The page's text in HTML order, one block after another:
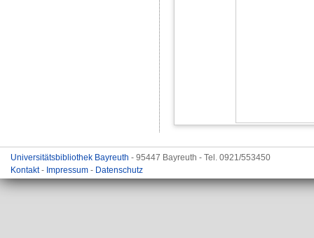
Universitätsbibliothek Bayreuth - 95447 Bayreuth - Tel. 0921/553450
Kontakt- Impressum - Datenschutz